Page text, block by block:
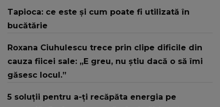
Tapioca: ce este și cum poate fi utilizată în
bucătărie
Roxana Ciuhulescu trece prin clipe dificile din
cauza fiicei sale: „E greu, nu știu dacă o să îmi
găsesc locul.”
5 soluții pentru a-ți recăpăta energia pe